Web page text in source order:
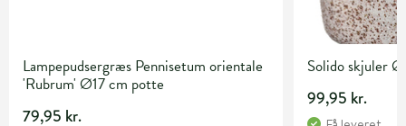
Lampepudsergræs Pennisetum orientale
'Rubrum' Ø17 cm potte
79,95 kr.
Solido skjuler
99,95 kr.